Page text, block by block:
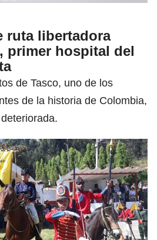
ruta libertadora
primer hospital del
de Tasco, uno de los
de la historia de Colombia,